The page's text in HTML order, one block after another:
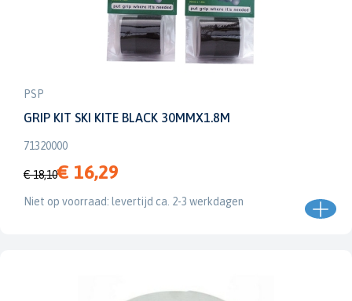
PSP
GRIP KIT SKI KITE BLACK 30MMX1.8M
71320000
€ 18,10€ 16,29
Niet op voorraad: levertijd ca. 2-3 werkdagen